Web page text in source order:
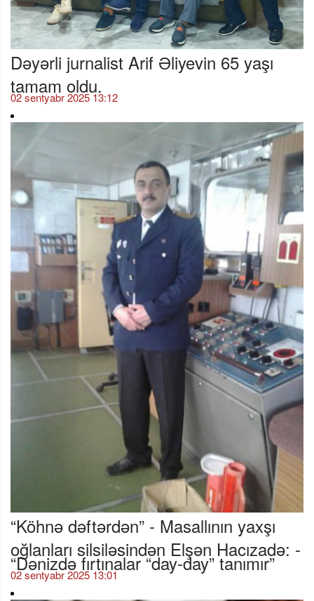
Dəyərli jurnalist Arif Əliyevin 65 yaşı
tamam oldu.
02 sentyabr 2025 13:12
“Köhnə dəftərdən” - Masallının yaxşı
oğlanları silsiləsindən Elşən Hacızadə: -
“Dənizdə fırtınalar “day-day” tanımır”
02 sentyabr 2025 13:01